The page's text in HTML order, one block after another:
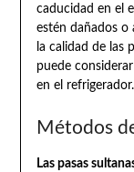
caducidad en el
estén dañados o
la calidad de las
puede
en el refrigerador.
Métodos
Las pasas